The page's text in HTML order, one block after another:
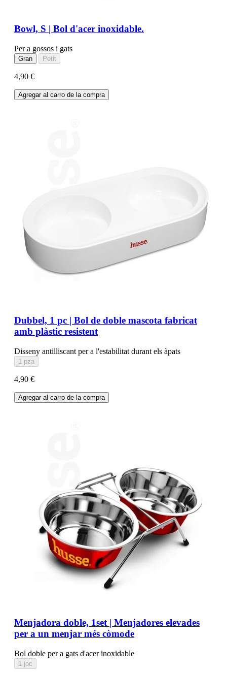
Bowl, S | Bol d'acer inoxidable.
Per a gossos i gats
Gran Petit
4,90 €
Agregar al carro de la compra
Dubbel, 1 pc | Bol de doble mascota fabricat
amb plàstic resistent
Disseny antilliscant per a l'estabilitat durant els àpats
1 pza
4,90 €
Agregar al carro de la compra
Menjadora doble, 1set | Menjadores elevades
per a un menjar més còmode
Bol doble per a gats d'acer inoxidable
1 joc